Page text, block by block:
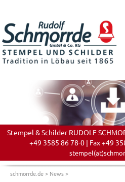
Stempel & Schilder RUDOLF
+49 3585 86 78-0 | Fax +49
schmorrde.de> News>